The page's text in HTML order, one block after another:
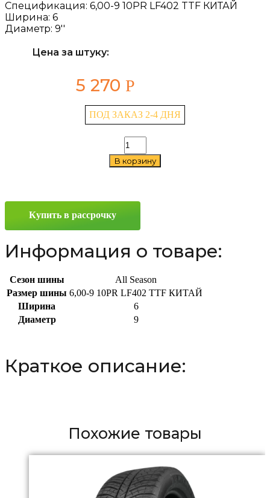
Спецификация: 6,00-9 10PR LF402 TTF КИТАЙ
Ширина: 6
Диаметр: 9''
Цена за штуку:
5 270 Р
ПОД ЗАКАЗ 2-4 ДНЯ
Количество
товара
LingLong
В корзину
Купить в рассрочку
Информация о товаре:
Сезон шины
All Season
Размер шины 6,00-9 10PR LF402 TTF КИТАЙ
Ширина
6
Диаметр
9
Краткое описание:
Похожие товары